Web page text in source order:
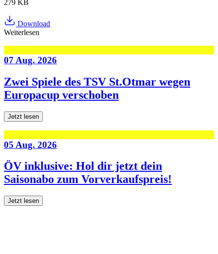
279 KB
Download
Weiterlesen
07 Aug. 2026
Zwei Spiele des TSV St.Otmar wegen
Europacup verschoben
Jetzt lesen
05 Aug. 2026
ÖV inklusive: Hol dir jetzt dein
Saisonabo zum Vorverkaufspreis!
Jetzt lesen